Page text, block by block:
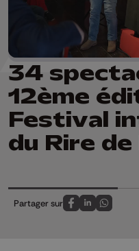
34
12ème
Festival
du Rire
Partager sur
Partagez sur
Partagez sur